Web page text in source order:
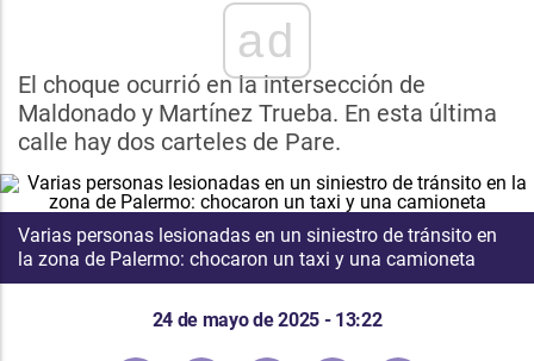
ad
El choque ocurrió en la intersección de
Maldonado y Martínez Trueba. En esta última
calle hay dos carteles de Pare.
Varias personas lesionadas en un siniestro de tránsito en
la zona de Palermo: chocaron un taxi y una camioneta
24 de mayo de 2025 - 13:22